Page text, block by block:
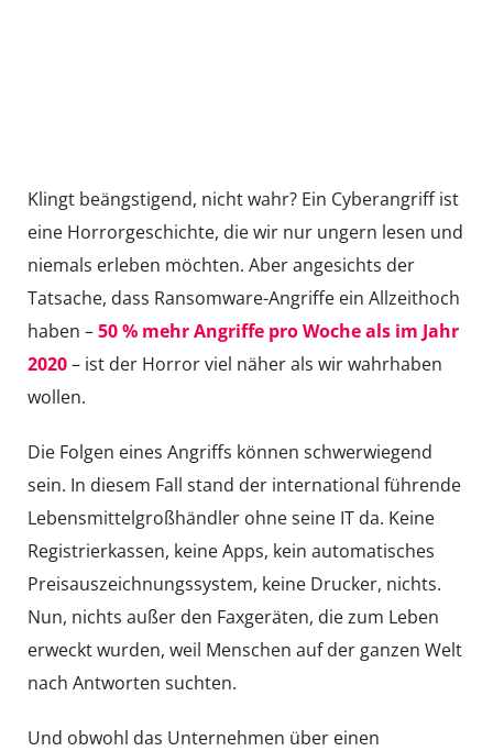
Klingt beängstigend, nicht wahr? Ein Cyberangriff ist
eine Horrorgeschichte, die wir nur ungern lesen und
niemals erleben möchten. Aber angesichts der
Tatsache, dass Ransomware-Angriffe ein Allzeithoch
haben –50 % mehr Angriffe pro Woche als im Jahr
2020– ist der Horror viel näher als wir wahrhaben
wollen.
Die Folgen eines Angriffs können schwerwiegend
sein. In diesem Fall stand der international führende
Lebensmittelgroßhändler ohne seine IT da. Keine
Registrierkassen, keine Apps, kein automatisches
Preisauszeichnungssystem, keine Drucker, nichts.
Nun, nichts außer den Faxgeräten, die zum Leben
erweckt wurden, weil Menschen auf der ganzen Welt
nach Antworten suchten.
Und obwohl das Unternehmen über einen